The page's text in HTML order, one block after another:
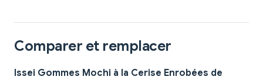
Comparer et remplacer
Issei Gommes Mochi à la Cerise Enrobées de